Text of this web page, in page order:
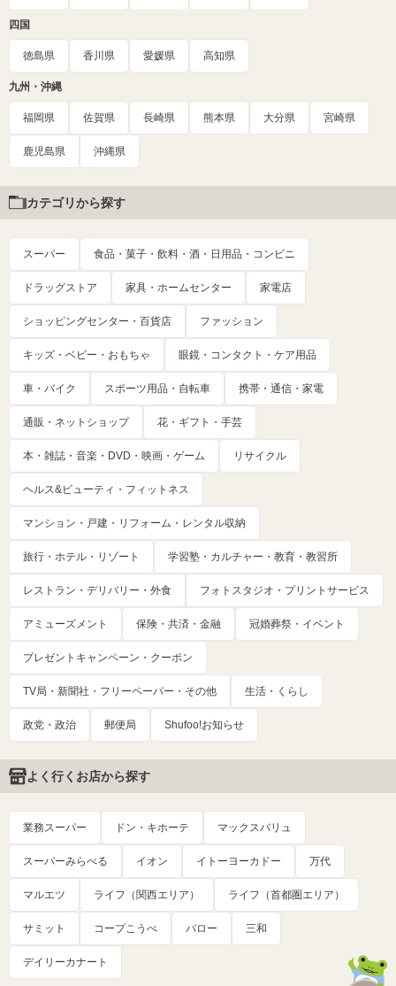
四国
徳島県 香川県 愛媛県 高知県
九州・沖縄
福岡県 佐賀県 長崎県 熊本県 大分県 宮崎県
鹿児島県 沖縄県
カテゴリから探す
スーパー 食品・菓子・飲料・酒・日用品・コンビニ
ドラッグストア 家具・ホームセンター 家電店
ショッピングセンター・百貨店 ファッション
キッズ・ベビー・おもちゃ 眼鏡・コンタクト・ケア用品
車・バイク スポーツ用品・自転車 携帯・通信・家電
通販・ネットショップ 花・ギフト・手芸
本・雑誌・音楽・DVD・映画・ゲーム リサイクル
ヘルス&ビューティ・フィットネス
マンション・戸建・リフォーム・レンタル収納
旅行・ホテル・リゾート 学習塾・カルチャー・教育・教習所
レストラン・デリバリー・外食 フォトスタジオ・プリントサービス
アミューズメント 保険・共済・金融 冠婚葬祭・イベント
プレゼントキャンペーン・クーポン
TV局・新聞社・フリーペーパー・その他 生活・くらし
政党・政治 郵便局 Shufoo!お知らせ
よく行くお店から探す
業務スーパー ドン・キホーテ マックスバリュ
スーパーみらべる イオン イトーヨーカドー 万代
マルエツ ライフ（関西エリア） ライフ（首都圏エリア）
サミット コープこうべ バロー 三和
デイリーカナート